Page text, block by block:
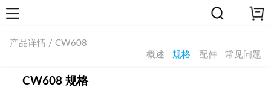
产品详情 / CW608
概述
规格 配件 常见问题
CW608 规格